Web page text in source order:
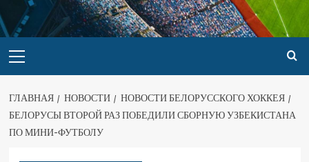
ГЛАВНАЯ НОВОСТИ
НОВОСТИ БЕЛОРУССКОГО ХОККЕЯ
БЕЛОРУСЫ ВТОРОЙ РАЗ ПОБЕДИЛИ СБОРНУЮ УЗБЕКИСТАНА
ПО МИНИ-ФУТБОЛУ